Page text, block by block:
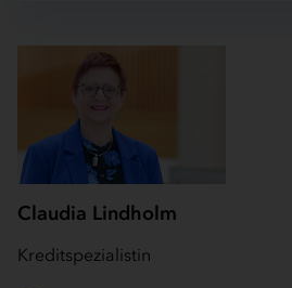
Claudia Lindholm
Kreditspezialistin